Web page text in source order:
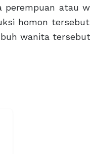
perempuan atau
homon
wanita